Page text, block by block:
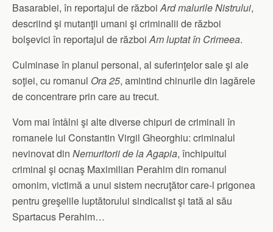
Basarabiei, în reportajul de războiArd malurile Nistrului,
descriind şi mutanţii umani şi criminalii de război
bolşevici în reportajul de războiAm luptat în Crimeea.
Culminase în planul personal, al suferinţelor sale şi ale
soţiei, cu romanul Ora 25, amintind chinurile din lagărele
de concentrare prin care au trecut.
Vom mai întâlni şi alte diverse chipuri de criminali în
romanele lui Constantin Virgil Gheorghiu: criminalul
nevinovat din Nemuritorii de la Agapia, închipuitul
criminal şi ocnaş Maximilian Perahim din romanul
omonim, victimă a unui sistem necruţător care-l prigonea
pentru greşelile luptătorului sindicalist şi tată al său
Spartacus Perahim…